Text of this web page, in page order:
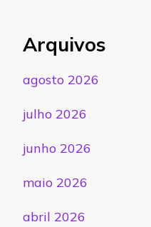
Arquivos
agosto 2026
julho 2026
junho 2026
maio 2026
abril 2026